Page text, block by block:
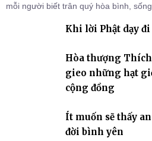
mỗi người biết trân quý hòa bình,
Khi lời Phật dạy
Hòa thượng
gieo những hạt
cộng đồng
Ít muốn sẽ thấy
đời bình yên